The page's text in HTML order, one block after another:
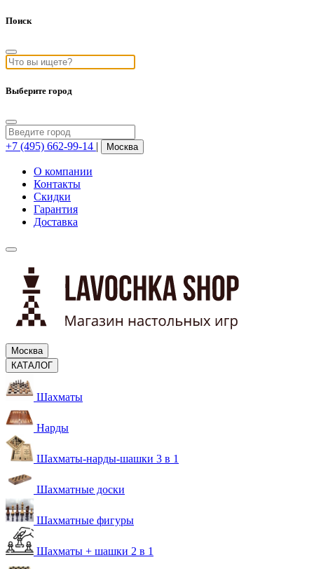
Поиск
Выберите город
+7 (495) 662-99-14 | Москва
О компании
Контакты
Скидки
Гарантия
Доставка
Москва
КАТАЛОГ
Шахматы
Нарды
Шахматы-нарды-шашки 3 в 1
Шахматные доски
Шахматные фигуры
Шахматы + шашки 2 в 1